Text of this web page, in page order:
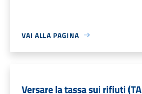
VAI ALLA PAGINA
Versare la tassa sui rifiuti